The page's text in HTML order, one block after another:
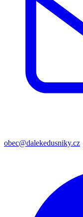
obec@dalekedusniky.cz